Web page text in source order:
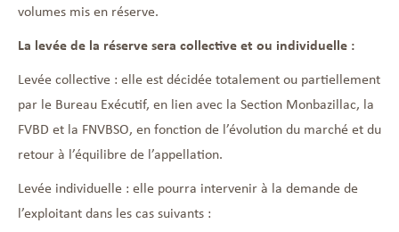
volumes mis en réserve.
La levée de la réserve sera collective et ou individuelle :
Levée collective : elle est décidée totalement ou partiellement
par le Bureau Exécutif, en lien avec la Section Monbazillac, la
FVBD et la FNVBSO, en fonction de l’évolution du marché et du
retour à l’équilibre de l’appellation.
Levée individuelle : elle pourra intervenir à la demande de
l’exploitant dans les cas suivants :